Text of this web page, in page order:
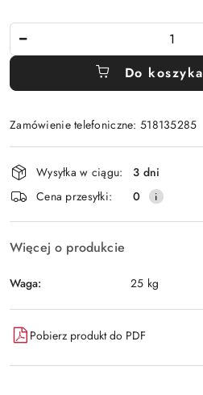
Do koszyka
Zamówienie telefoniczne: 518135285
Wyślij
Dostępność
i
dostawa
Wysyłka w ciągu:
3 dni
Cena przesyłki:
0
Więcej o produkcie
Waga: 25 kg
Pobierz produkt do PDF